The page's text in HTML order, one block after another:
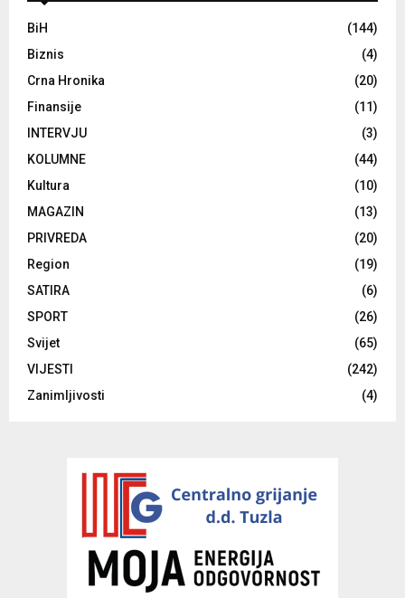
BiH
(144)
Biznis
(4)
Crna Hronika
(20)
Finansije
(11)
INTERVJU
(3)
KOLUMNE
(44)
Kultura
(10)
MAGAZIN
(13)
PRIVREDA
(20)
Region
(19)
SATIRA
(6)
SPORT
(26)
Svijet
(65)
VIJESTI
(242)
Zanimljivosti
(4)